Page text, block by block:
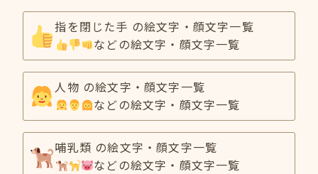
指を閉じた手 の絵文字・顔文字一覧
などの絵文字・顔文字一覧
人物 の絵文字・顔文字一覧
などの絵文字・顔文字一覧
哺乳類 の絵文字・顔文字一覧
などの絵文字・顔文字一覧